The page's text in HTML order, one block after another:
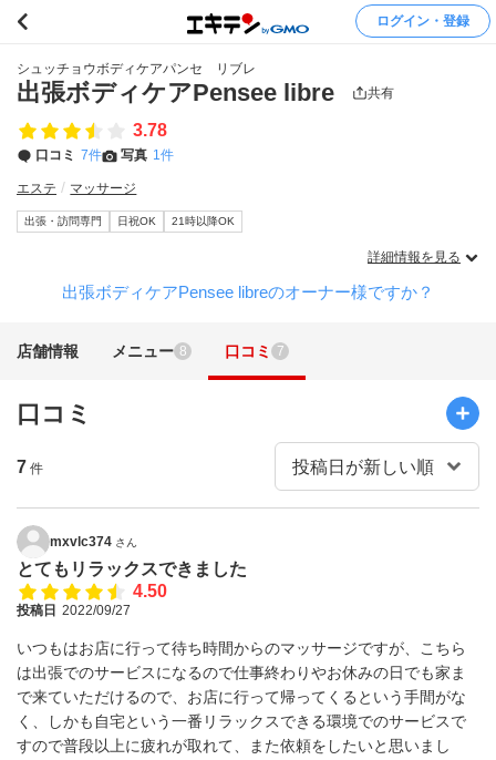
ログイン・登録
シュッチョウボディケアパンセ リブレ
出張ボディケアPensee libre 共有
3.78
口コミ 7件 写真 1件
エステ マッサージ
出張・訪問専門 日祝OK 21時以降OK
詳細情報を見る
出張ボディケアPensee libreのオーナー様ですか？
店舗情報 メニュー 8 口コミ 7
口コミ
7 件
mxvlc374 さん
とてもリラックスできました
4.50
投稿日 2022/09/27
いつもはお店に行って待ち時間からのマッサージですが、こちら
は出張でのサービスになるので仕事終わりやお休みの日でも家ま
で来ていただけるので、お店に行って帰ってくるという手間がな
く、しかも自宅という一番リラックスできる環境でのサービスで
すので普段以上に疲れが取れて、また依頼をしたいと思いまし